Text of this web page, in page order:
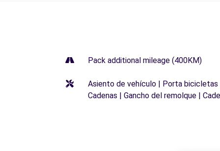
Pack additional mileage (400KM)
Asiento de vehículo | Porta bicicletas
Cadenas | Gancho del remolque |